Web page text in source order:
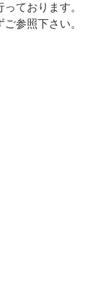
ております。
ご参照下さい。